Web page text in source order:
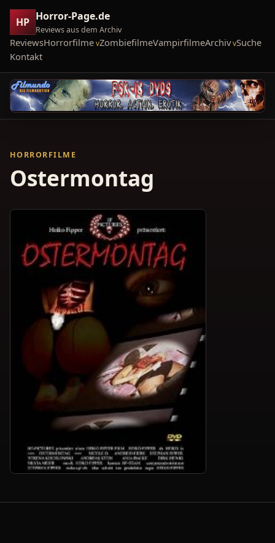
HP Horror-Page.de
Reviews aus dem Archiv
ReviewsHorrorfilme ZombiefilmeVampirfilmeArchiv Suche
Kontakt
HORRORFILME
Ostermontag